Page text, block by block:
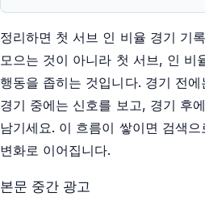
정리하면 첫 서브 인 비율 경기 기
모으는 것이 아니라 첫 서브, 인 비
행동을 좁히는 것입니다. 경기 전
경기 중에는 신호를 보고, 경기 후
남기세요. 이 흐름이 쌓이면 검색
변화로 이어집니다.
본문 중간 광고